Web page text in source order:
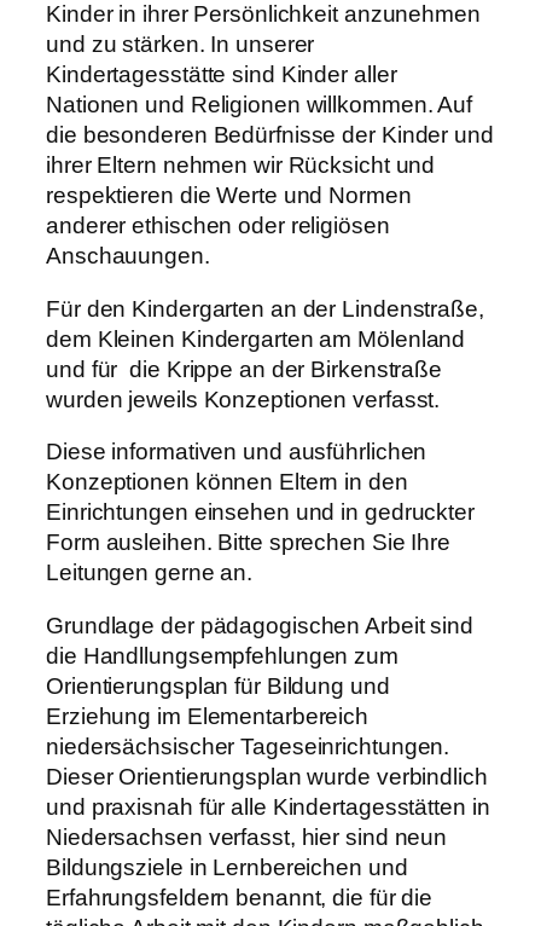
Kinder in ihrer Persönlichkeit anzunehmen
und zu stärken. In unserer
Kindertagesstätte sind Kinder aller
Nationen und Religionen willkommen. Auf
die besonderen Bedürfnisse der Kinder und
ihrer Eltern nehmen wir Rücksicht und
respektieren die Werte und Normen
anderer ethischen oder religiösen
Anschauungen.
Für den Kindergarten an der Lindenstraße,
dem Kleinen Kindergarten am Mölenland
und für die Krippe an der Birkenstraße
wurden jeweils Konzeptionen verfasst.
Diese informativen und ausführlichen
Konzeptionen können Eltern in den
Einrichtungen einsehen und in gedruckter
Form ausleihen. Bitte sprechen Sie Ihre
Leitungen gerne an.
Grundlage der pädagogischen Arbeit sind
die Handllungsempfehlungen zum
Orientierungsplan für Bildung und
Erziehung im Elementarbereich
niedersächsischer Tageseinrichtungen.
Dieser Orientierungsplan wurde verbindlich
und praxisnah für alle Kindertagesstätten in
Niedersachsen verfasst, hier sind neun
Bildungsziele in Lernbereichen und
Erfahrungsfeldern benannt, die für die